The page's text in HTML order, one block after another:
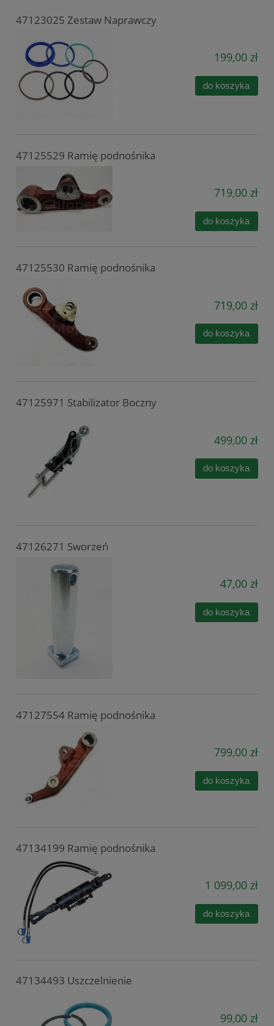
47123025 Zestaw Naprawczy
199,00 zł
do koszyka
47125529 Ramię podnośnika
719,00 zł
do koszyka
47125530 Ramię podnośnika
719,00 zł
do koszyka
47125971 Stabilizator Boczny
499,00 zł
do koszyka
47126271 Sworzeń
47,00 zł
do koszyka
47127554 Ramię podnośnika
799,00 zł
do koszyka
47134199 Ramię podnośnika
1 099,00 zł
do koszyka
47134493 Uszczelnienie
99,00 zł